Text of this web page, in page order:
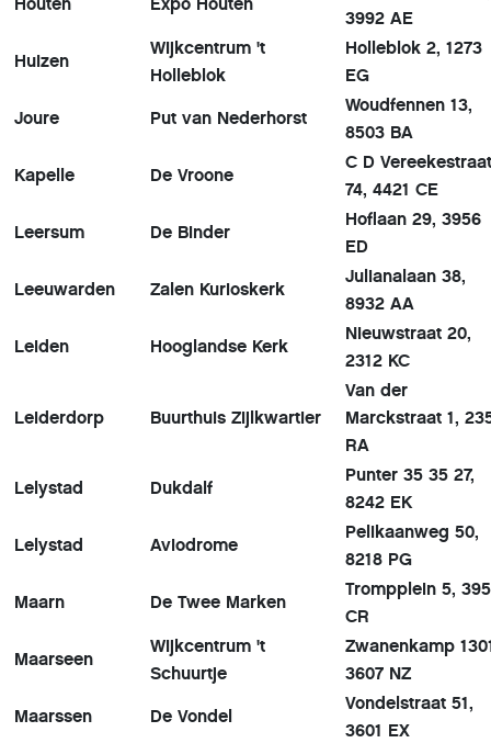
Houten Expo Houten
3992 AE
Huizen
Wijkcentrum 't
Holleblok
Holleblok 2, 1273
EG
Joure Put van Nederhorst
Woudfennen 13,
8503 BA
Kapelle De Vroone
C D Vereekestraat
74, 4421 CE
Leersum De Binder
Hoflaan 29, 3956
ED
Leeuwarden Zalen Kurioskerk
Julianalaan 38,
8932 AA
Leiden Hooglandse Kerk
Nieuwstraat 20,
2312 KC
Leiderdorp Buurthuis Zijlkwartier
Van der
Marckstraat 1,
RA
Lelystad Dukdalf
Punter 35 35 27,
8242 EK
Lelystad Aviodrome
Pelikaanweg 50,
8218 PG
Maarn De Twee Marken
Trompplein 5,
CR
Maarseen
Wijkcentrum 't
Schuurtje
Zwanenkamp
3607 NZ
Maarssen De Vondel
Vondelstraat 51,
3601 EX